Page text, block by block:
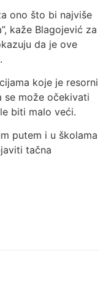
ono što bi najviše
kaže Blagojević za
da je ove
koje je resorni
se može očekivati
biti malo veći.
putem i u školama
tačna